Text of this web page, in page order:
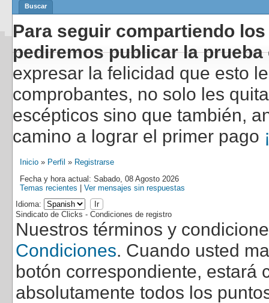
Buscar
Para seguir compartiendo
pediremos publicar la
expresar la felicidad que esto
comprobantes, no solo les
escépticos sino que también,
camino a lograr el primer pago
Inicio » Perfil » Registrarse
Fecha y hora actual: Sabado, 08 Agosto 2026
Temas recientes
Ver mensajes sin respuestas
Idioma:
Sindicato de Clicks - Condiciones de registro
Nuestros términos y
Condiciones. Cuando usted
botón correspondiente, estará
absolutamente todos los